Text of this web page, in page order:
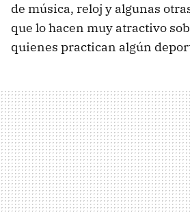
de música, reloj y algunas
que lo hacen muy atractivo
quienes practican algún